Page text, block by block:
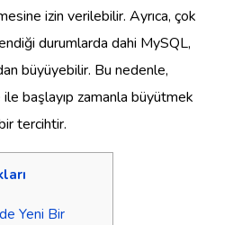
izin verilebilir. Ayrıca, çok
durumlarda dahi MySQL,
büyüyebilir. Bu nedenle,
başlayıp zamanla büyütmek
tercihtir.
Yeni Bir